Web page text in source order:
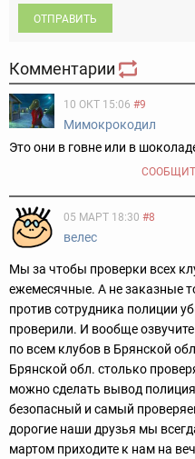
ОТПРАВИТЬ
Комментарии
10 ОКТ 15:06 #9
Мимокрокодил
Это они в говне или в
05 МАРТ 18:30 #8
велес
Мы за чтобы проверки всех
ежемесячные. А не заказные
против сотрудника полиции
проверили. И вообще
по всем клубов в Брянской
Брянской обл. столько
можно сделать вывод
безопасный и самый
дорогие наши друзья мы
мартом приходите к нам на